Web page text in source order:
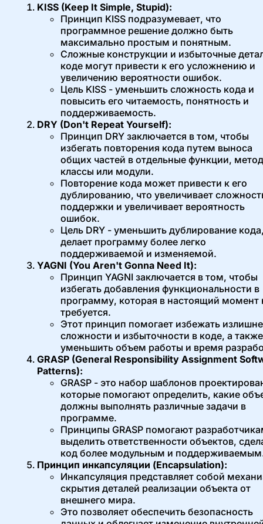
KISS (Keep It Simple, Stupid):
Принцип KISS подразумевает, что
программное решение должно быть
максимально простым и понятным.
Сложные конструкции и избыточные
коде могут привести к его усложнению и
увеличению вероятности ошибок.
Цель KISS - уменьшить сложность кода и
повысить его читаемость, понятность и
поддерживаемость.
DRY (Don't Repeat Yourself):
Принцип DRY заключается в том, чтобы
избегать повторения кода путем выноса
общих частей в отдельные функции,
классы или модули.
Повторение кода может привести к его
дублированию, что увеличивает
поддержки и увеличивает вероятность
ошибок.
Цель DRY - уменьшить дублирование
делает программу более легко
поддерживаемой и изменяемой.
YAGNI (You Aren't Gonna Need It):
Принцип YAGNI заключается в том, чтобы
избегать добавления функциональности в
программу, которая в настоящий момент
требуется.
Этот принцип помогает избежать
сложности и избыточности в коде, а также
уменьшить объем работы и время
GRASP (General Responsibility Assignment
Patterns):
GRASP - это набор шаблонов
которые помогают определить, какие
должны выполнять различные задачи в
программе.
Принципы GRASP помогают
выделить ответственности объектов,
код более модульным и
Принцип инкапсуляции (Encapsulation):
Инкапсуляция представляет собой
скрытия деталей реализации объекта от
внешнего мира.
Это позволяет обеспечить безопасность